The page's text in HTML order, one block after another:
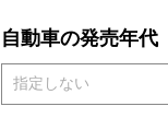
自動車の発売年代